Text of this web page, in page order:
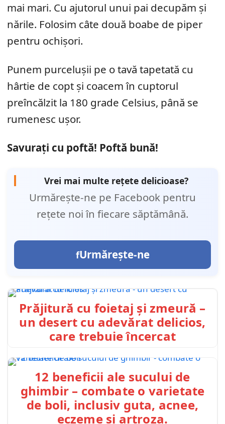
mai mari. Cu ajutorul unui pai decupăm și
nările. Folosim câte două boabe de piper
pentru ochișori.
Punem purcelușii pe o tavă tapetată cu
hârtie de copt și coacem în cuptorul
preîncălzit la 180 grade Celsius, până se
rumenesc ușor.
Savurați cu poftă! Poftă bună!
Vrei mai multe rețete delicioase?
Urmărește-ne pe Facebook pentru
rețete noi în fiecare săptămână.
Urmărește-ne
Prăjitură cu foietaj și zmeură –
un desert cu adevărat delicios,
care trebuie încercat
12 beneficii ale sucului de
ghimbir – combate o varietate
de boli, inclusiv guta, acnee,
eczeme si artroza.